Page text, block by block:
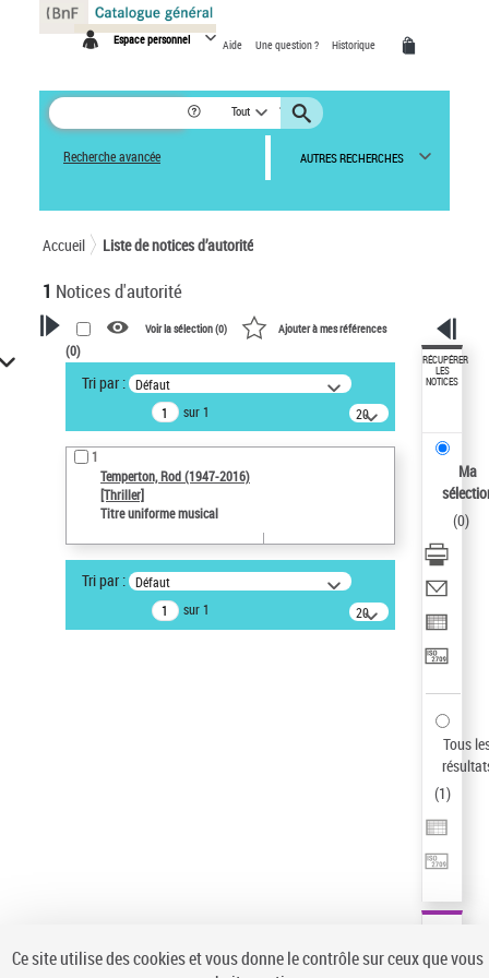
Espace personnel Aide Une question ? Historique
Tout
Recherche avancée AUTRES RECHERCHES
Accueil Liste de notices d’autorité
1 Notices d'autorité
VOTRE RECHERCHE
Recherche avancée dans les
notices d’autorité
Œuvres liées à l'auteur :
Temperton, Rod (1947-2016)
Auteur d’œuvre
Temperton, Rod (1947-2016)
Type de notice d'autorité
Voir la sélection (0) Ajouter à mes références
(0)
Tri par : Défaut
sur 1
20
résultats/page
1
Temperton, Rod (1947-2016)
[Thriller]
Titre uniforme musical
Tri par : Défaut
sur 1
20
résultats/page
RÉCUPÉRER
LES
NOTICES
Ma
(0)
Tous
(1)
Panneau de gestion des cookies
Ce site utilise des cookies et vous donne le contrôle sur ceux que vous